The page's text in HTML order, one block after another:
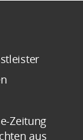
Zeitung
aus